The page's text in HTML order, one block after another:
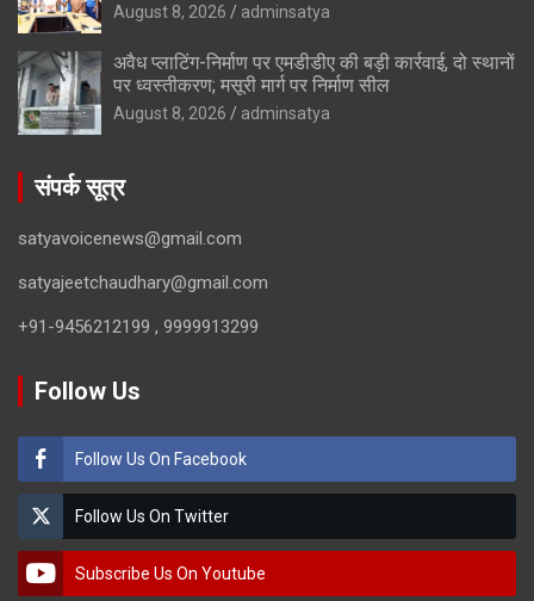
August 8, 2026 adminsatya
अवैध प्लाटिंग-निर्माण पर एमडीडीए की बड़ी कार्रवाई, दो स्थानों
पर ध्वस्तीकरण; मसूरी मार्ग पर निर्माण सील
August 8, 2026 adminsatya
संपर्क सूत्र
satyavoicenews@gmail.com
satyajeetchaudhary@gmail.com
+91-9456212199 , 9999913299
Follow Us
Follow Us On Facebook
Follow Us On Twitter
Subscribe Us On Youtube